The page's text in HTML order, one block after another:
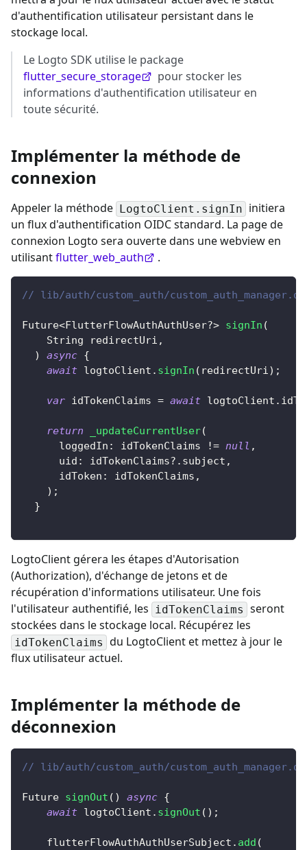
d'authentification utilisateur persistant dans le
stockage local.
Le Logto SDK utilise le package
flutter_secure_storage
pour stocker les
informations d'authentification utilisateur en
toute sécurité.
Implémenter la méthode de
connexion
Appeler la méthode LogtoClient.signIn initiera
un flux d'authentification OIDC standard. La page de
connexion Logto sera ouverte dans une webview en
utilisantflutter_web_auth .
// lib/auth/custom_auth/
Future<FlutterFlowAuthAuthUser?> signIn (
String redirectUri ,
)
async {
await logtoClient . signIn ( redirectUri) ;
var idTokenClaims = await logtoClient .
return _updateCurrentUser(
      loggedIn
: idTokenClaims != null ,
      uid
: idTokenClaims? . subject ,
      idToken
: idTokenClaims ,
) ;
}
LogtoClient gérera les étapes d'Autorisation
(Authorization), d'échange de jetons et de
récupération d'informations utilisateur. Une fois
l'utilisateur authentifié, les idTokenClaims seront
stockées dans le stockage local. Récupérez les
idTokenClaims du LogtoClient et mettez à jour le
flux utilisateur actuel.
Implémenter la méthode de
déconnexion
// lib/auth/custom_auth/
Future signOut ( ) async {
await logtoClient . signOut ( ) ;
    flutterFlowAuthAuthUserSubject
. add (